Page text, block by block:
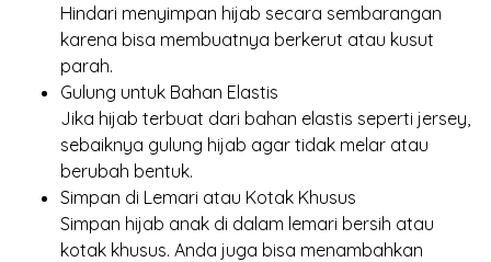
Hindari menyimpan hijab secara sembarangan
karena bisa membuatnya berkerut atau kusut
parah.
Gulung untuk Bahan Elastis
Jika hijab terbuat dari bahan elastis seperti jersey,
sebaiknya gulung hijab agar tidak melar atau
berubah bentuk.
Simpan di Lemari atau Kotak Khusus
Simpan hijab anak di dalam lemari bersih atau
kotak khusus. Anda juga bisa menambahkan